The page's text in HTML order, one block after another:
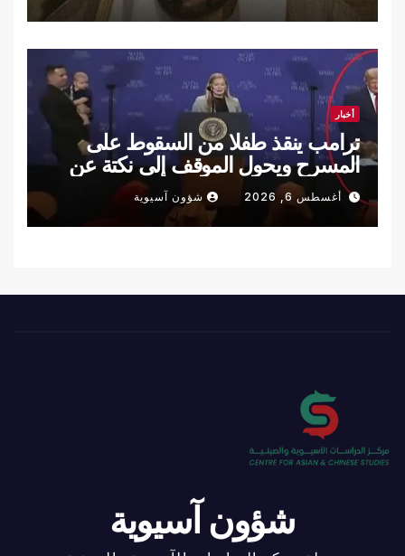
أخبار
ترامب ينقذ طفلا من السقوط على
المسرح ويحول الموقف إلى نكتة عن
سقوط بايدن (فيديو)
أغسطس 6, 2026 شؤون آسيوية
شؤون آسيوية